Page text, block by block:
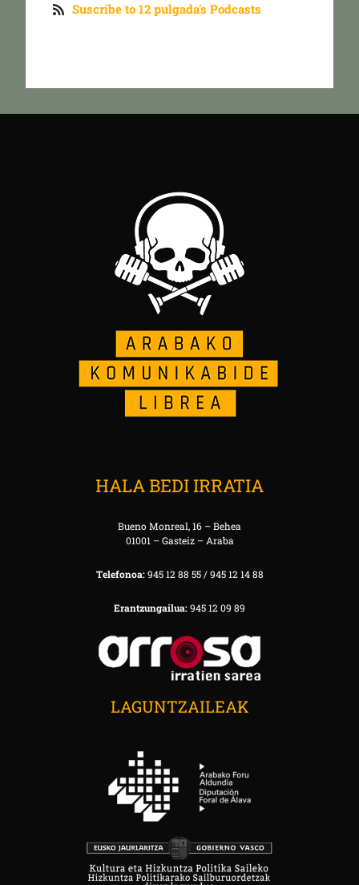
Suscribe to 12 pulgada's Podcasts
HALA BEDI IRRATIA
Bueno Monreal, 16 – Behea
01001 – Gasteiz – Araba
Telefonoa:945 12 88 55 / 945 12 14 88
Erantzungailua:945 12 09 89
LAGUNTZAILEAK